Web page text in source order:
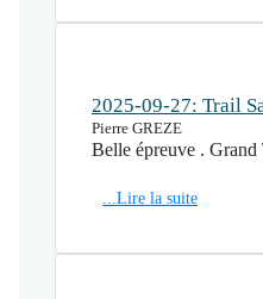
2025-09-27: Trail
Pierre GREZE
Belle épreuve .
...Lire la suite